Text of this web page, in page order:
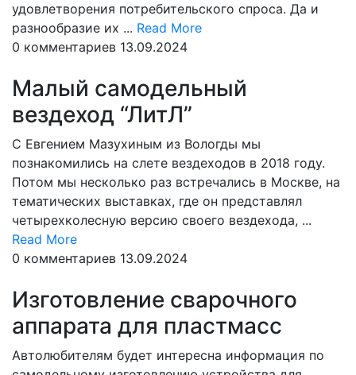
удовлетворения потребительского спроса. Да и
разнообразие их ... Read MoreRead
0 комментариев 13.09.2024
Малый самодельный
вездеход “ЛитЛ”
С Евгением Мазухиным из Вологды мы
познакомились на слете вездеходов в 2018 году.
Потом мы несколько раз встречались в Москве, на
тематических выставках, где он представлял
четырехколесную версию своего вездехода, ...
Read MoreRead
More
0 комментариев 13.09.2024
Изготовление сварочного
аппарата для пластмасс
Автолюбителям будет интересна информация по